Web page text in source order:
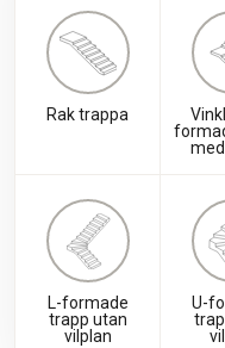
Rak trappa
L-formade
trapp utan
vilplan
U-